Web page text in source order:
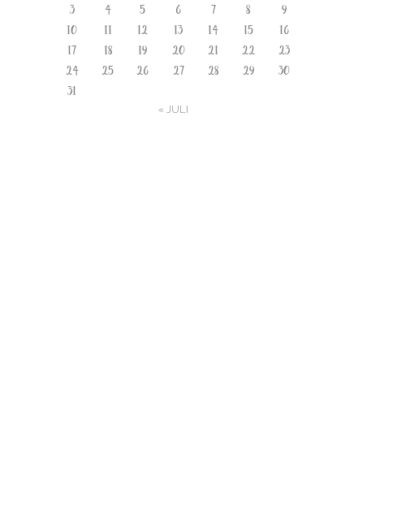
3
4 5 6 7 8
9
10
11 12 13 14 15
16
17
18 19 20 21 22
23
24
25 26 27 28 29
30
31
« JULI